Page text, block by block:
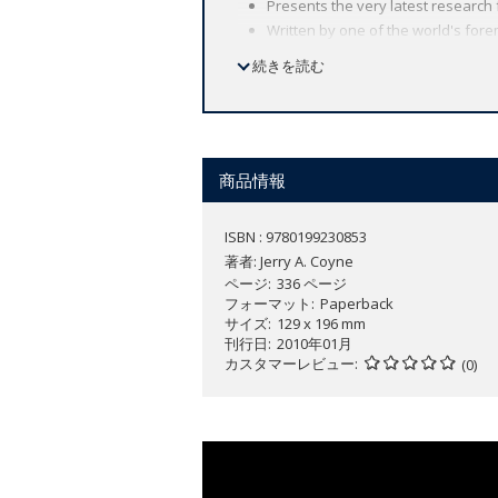
Presents the very latest
Written by one of the world's
Besides examining the
what its implications are for
from many disparate fields of
Trueweaves together the many
demonstrate the 'indelible stamp' of
open mind in any doubt about the
続きを読む
商品情報
ISBN : 9780199230853
著者: Jerry A. Coyne
ページ 336 ページ
フォーマット
Paperback
サイズ 129 x 196 mm
刊行日 2010年01月
カスタマーレビュー
(0)